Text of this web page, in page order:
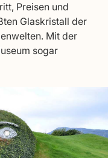
Preisen und
Glaskristall der
Mit der
sogar